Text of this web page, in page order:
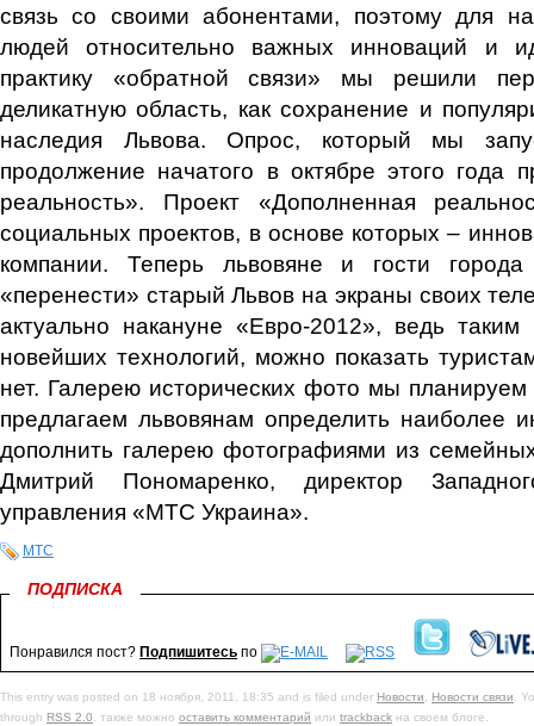
связь со своими абонентами, поэтому для
людей относительно важных инноваций и
практику «обратной связи» мы решили
деликатную область, как сохранение и
наследия Львова. Опрос, который мы
продолжение начатого в октябре этого года
реальность». Проект «Дополненная
социальных проектов, в основе которых –
компании. Теперь львовяне и гости
«перенести» старый Львов на экраны своих
актуально накануне «Евро-2012», ведь
новейших технологий, можно показать
нет. Галерею исторических фото мы планируем
предлагаем львовянам определить наиболее
дополнить галерею фотографиями из
Дмитрий Пономаренко, директор
управления «МТС Украина».
МТС
ПОДПИСКА
Понравился пост? Подпишитесь по
This entry was posted on 18 ноября, 2011, 18:35 and is filed under Новости, Новости связи.
through RSS 2.0. также можно оставить комментарий или trackback на своем блоге.